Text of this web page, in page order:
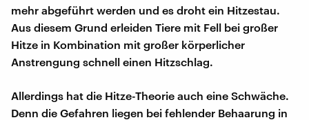
mehr abgeführt werden und es droht ein Hitzestau.
Aus diesem Grund erleiden Tiere mit Fell bei großer
Hitze in Kombination mit großer körperlicher
Anstrengung schnell einen Hitzschlag.
Allerdings hat die Hitze-Theorie auch eine Schwäche.
Denn die Gefahren liegen bei fehlender Behaarung in